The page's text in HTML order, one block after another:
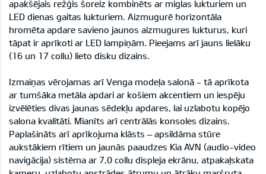
apakšējais režģis šoreiz kombinēts ar miglas lukturiem un
LED dienas gaitas lukturiem. Aizmugurē horizontāla
hromēta apdare savieno jaunos aizmugures lukturus, kuri
tāpat ir aprīkoti ar LED lampiņām. Pieejams arī jauns lielāku
(16 un 17 collu) lieto disku dizains.
Izmaiņas vērojamas arī Venga modeļa salonā - tā aprīkota
ar tumšāka metāla apdari ar košiem akcentiem un iespēju
izvēlēties divas jaunas sēdekļu apdares, lai uzlabotu kopējo
salona kvalitāti. Mianīts arī centrālās konsoles dizains.
Paplašināts arī aprīkojuma klāsts – apsildāma stūre
aukstākiem rītiem un jaunās paaudzes Kia AVN (audio-video
navigācija) sistēma ar 7,0 collu displeja ekrānu, atpakaļskata